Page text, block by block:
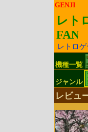
GENJI
レト
FAN
レトロ
機種一覧
ジャンル
レビュ